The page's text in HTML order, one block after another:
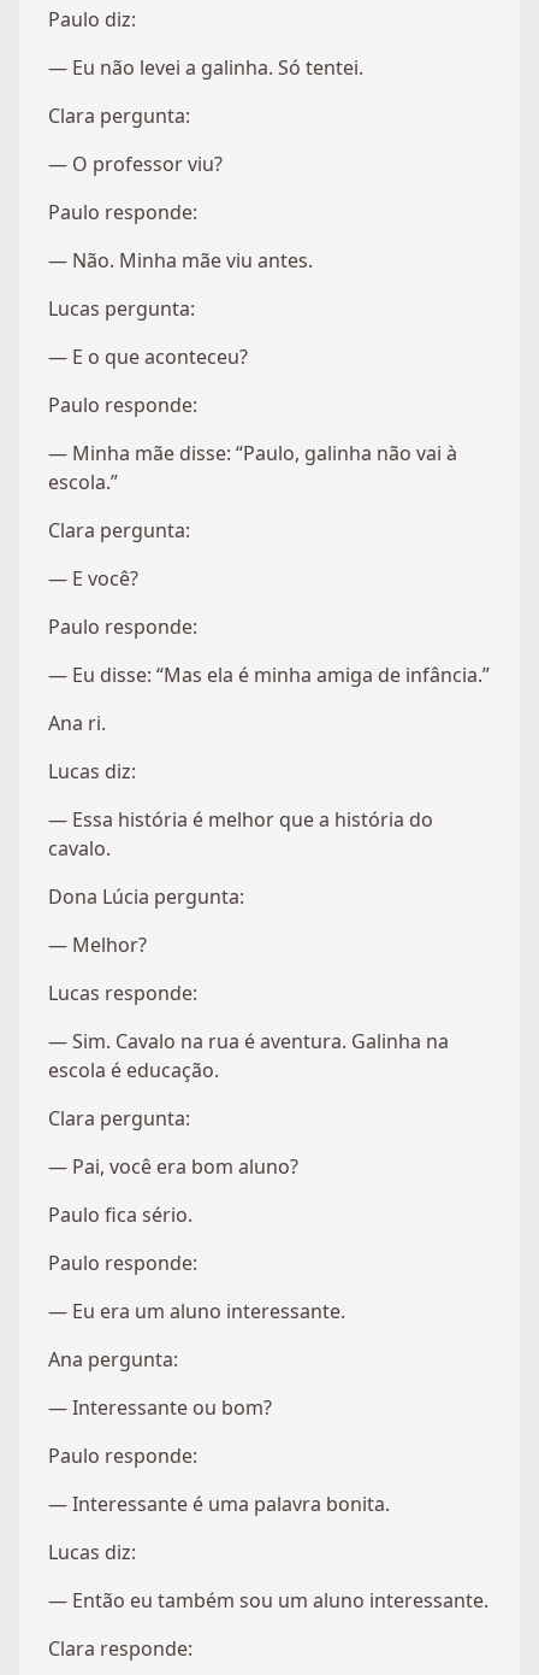
Paulo diz:
— Eu não levei a galinha. Só tentei.
Clara pergunta:
— O professor viu?
Paulo responde:
— Não. Minha mãe viu antes.
Lucas pergunta:
— E o que aconteceu?
Paulo responde:
— Minha mãe disse: “Paulo, galinha não vai à
escola.”
Clara pergunta:
— E você?
Paulo responde:
— Eu disse: “Mas ela é minha amiga de infância.”
Ana ri.
Lucas diz:
— Essa história é melhor que a história do
cavalo.
Dona Lúcia pergunta:
— Melhor?
Lucas responde:
— Sim. Cavalo na rua é aventura. Galinha na
escola é educação.
Clara pergunta:
— Pai, você era bom aluno?
Paulo fica sério.
Paulo responde:
— Eu era um aluno interessante.
Ana pergunta:
— Interessante ou bom?
Paulo responde:
— Interessante é uma palavra bonita.
Lucas diz:
— Então eu também sou um aluno interessante.
Clara responde: